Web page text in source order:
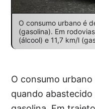
O consumo urbano é
(gasolina). Em
(álcool) e 11,7 km/l
O consumo urbano
quando